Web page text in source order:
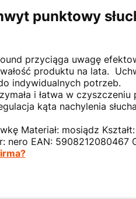
punktowy
przyciąga uwagę
produktu na lata.
indywidualnych potrzeb.
i łatwa w
kąta nachylenia
Materiał: mosiądz
nero EAN: 5908212080467